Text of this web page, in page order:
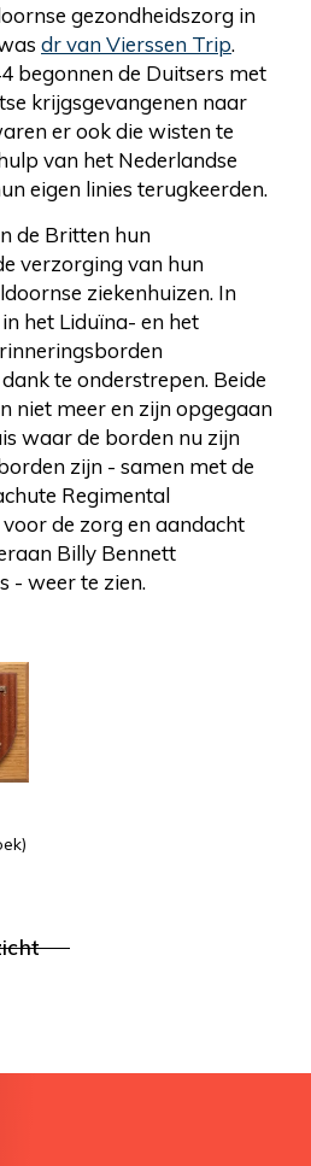
gezondheidszorg in
dr van Vierssen Trip.
begonnen de Duitsers met
krijgsgevangenen naar
er ook die wisten te
van het Nederlandse
eigen linies terugkeerden.
de Britten hun
verzorging van hun
ziekenhuizen. In
het Liduïna- en het
te onderstrepen. Beide
niet meer en zijn opgegaan
waar de borden nu zijn
zijn - samen met de
Regimental
de zorg en aandacht
Billy Bennett
- weer te zien.